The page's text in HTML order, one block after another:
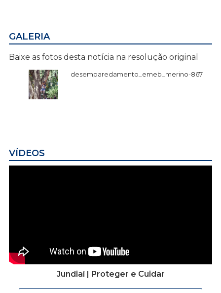
GALERIA
Baixe as fotos desta notícia na resolução original
desemparedamento_emeb_merino-867
VÍDEOS
Jundiaí | Proteger e Cuidar